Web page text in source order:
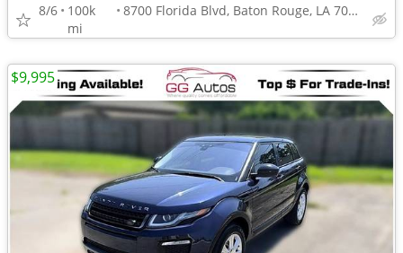
8/6
100k
mi
8700 Florida Blvd, Baton Rouge, LA 70815
$9,995